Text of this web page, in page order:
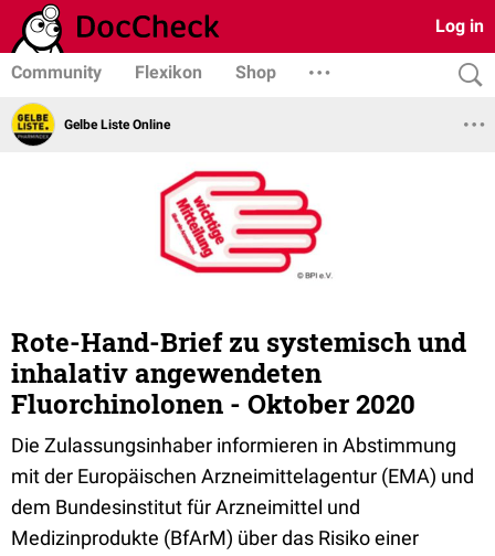
Log in
Community Flexikon Shop
Gelbe Liste Online
Rote-Hand-Brief zu systemisch und
inhalativ angewendeten
Fluorchinolonen - Oktober 2020
Die Zulassungsinhaber informieren in Abstimmung
mit der Europäischen Arzneimittelagentur (EMA) und
dem Bundesinstitut für Arzneimittel und
Medizinprodukte (BfArM) über das Risiko einer